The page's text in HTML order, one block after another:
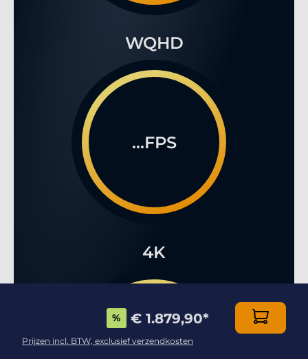
WQHD
...FPS
4K
...FPS
% € 1.879,90*
Prijzen incl. BTW, exclusief verzendkosten